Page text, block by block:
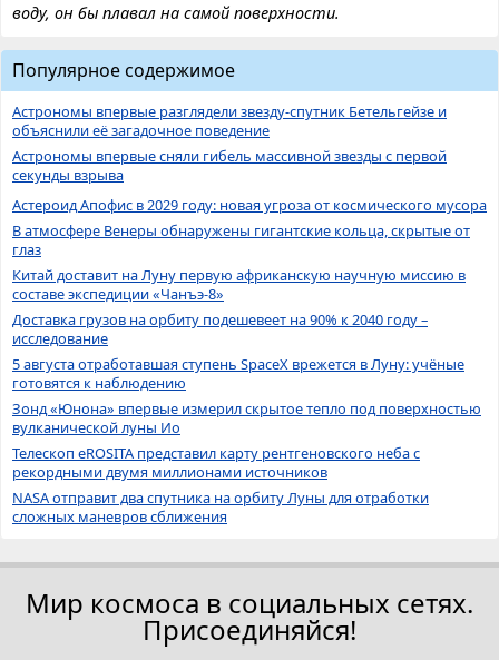
воду, он бы плавал на самой поверхности.
Популярное содержимое
Астрономы впервые разглядели звезду-спутник Бетельгейзе и
объяснили её загадочное поведение
Астрономы впервые сняли гибель массивной звезды с первой
секунды взрыва
Астероид Апофис в 2029 году: новая угроза от космического мусора
В атмосфере Венеры обнаружены гигантские кольца, скрытые от
глаз
Китай доставит на Луну первую африканскую научную миссию в
составе экспедиции «Чанъэ-8»
Доставка грузов на орбиту подешевеет на 90% к 2040 году –
исследование
5 августа отработавшая ступень SpaceX врежется в Луну: учёные
готовятся к наблюдению
Зонд «Юнона» впервые измерил скрытое тепло под поверхностью
вулканической луны Ио
Телескоп eROSITA представил карту рентгеновского неба с
рекордными двумя миллионами источников
NASA отправит два спутника на орбиту Луны для отработки
сложных маневров сближения
Мир космоса в социальных сетях.
Присоединяйся!